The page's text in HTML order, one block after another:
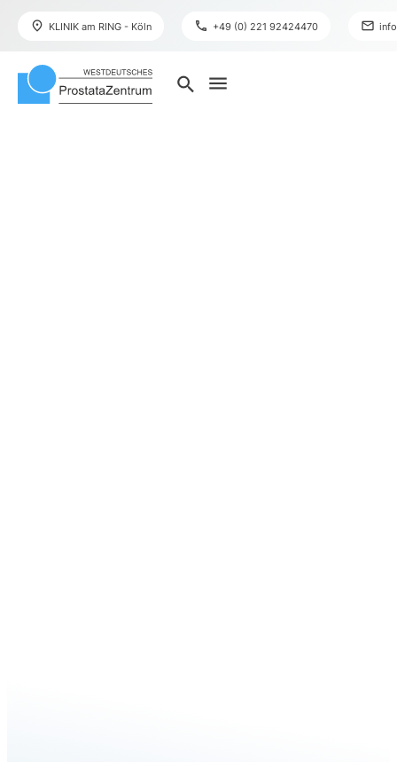
place KLINIK am RING - Köln phone +49 (0) 221 92424470 mail
search menu